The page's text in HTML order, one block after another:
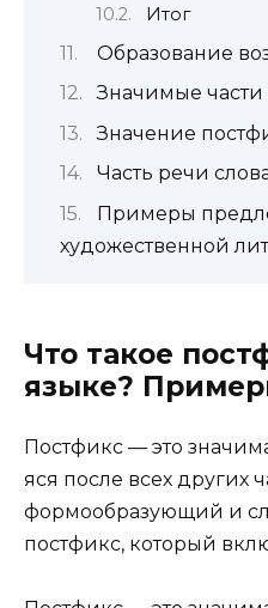
Итог
Образование
Значимые
Значение
Часть речи
Примеры
художественной
Что такое
языке?
Постфикс — это
я­ся после всех дру­гих
фор­мо­об­ра­зу­ю­щий и
пост­фикс, кото­рый